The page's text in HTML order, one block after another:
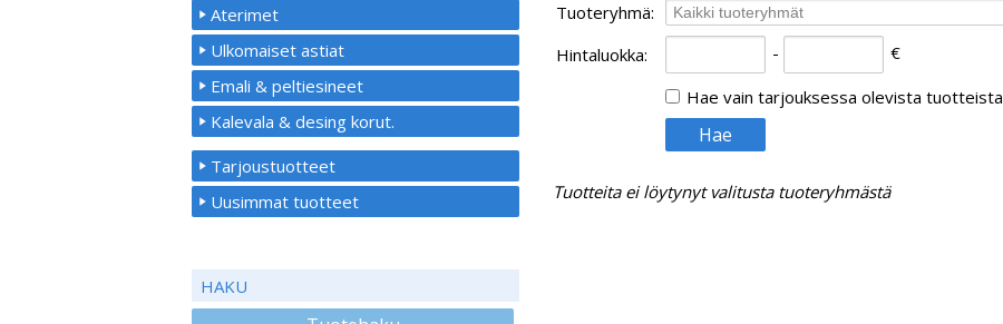
Tuoteryhmä:
Hintaluokka: -
€
Hae vain tarjouksessa olevista tuotteista
Tuotteita ei löytynyt valitusta tuoteryhmästä
Aterimet
Ulkomaiset astiat
Emali & peltiesineet
Kalevala & desing korut.
Tarjoustuotteet
Uusimmat tuotteet
HAKU